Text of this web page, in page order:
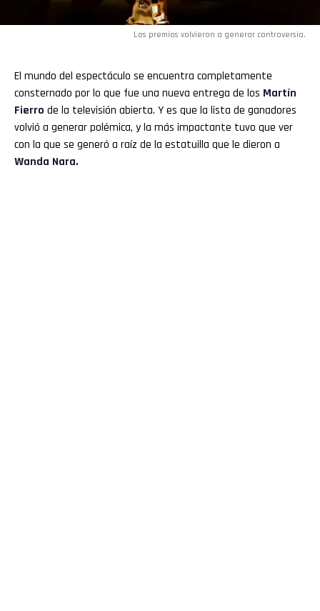
Los premios volvieron a generar controversia.
El mundo del espectáculo se encuentra completamente
consternado por lo que fue una nueva entrega de los Martín
Fierro de la televisión abierta. Y es que la lista de ganadores
volvió a generar polémica, y la más impactante tuvo que ver
con la que se generó a raíz de la estatuilla que le dieron a
Wanda Nara.